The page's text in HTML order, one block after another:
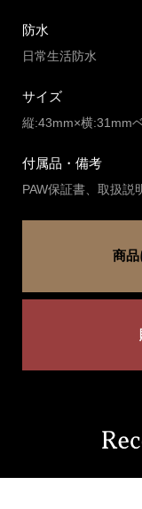
防水
日常生活防水
サイズ
縦:43mm×横:31mm
付属品・備考
PAW保証書、取扱説
商